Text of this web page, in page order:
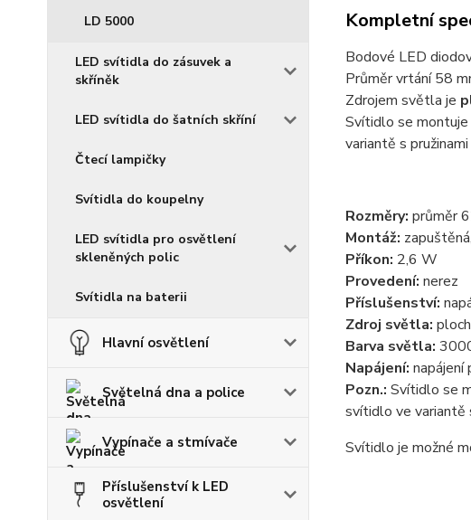
LD 5000
LED svítidla do zásuvek a
skříněk
LED svítidla do šatních skříní
Čtecí lampičky
Svítidla do koupelny
LED svítidla pro osvětlení
skleněných polic
Svítidla na baterii
Hlavní osvětlení
Světelná dna a police
Vypínače a stmívače
Příslušenství k LED
osvětlení
Kompletní
Bodové LED
Průměr vrtání 58
Zdrojem světla je
Svítidlo se
variantě s
Rozměry: průměr
Montáž:
Příkon: 2,6 W
Provedení: nerez
Příslušenství:
Zdroj světla:
Barva světla:
Napájení:
Pozn.: Svítidlo se
svítidlo ve variantě
Svítidlo je možné